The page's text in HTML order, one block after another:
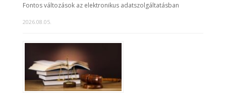
Fontos változások az elektronikus adatszolgáltatásban
2026.08.05.